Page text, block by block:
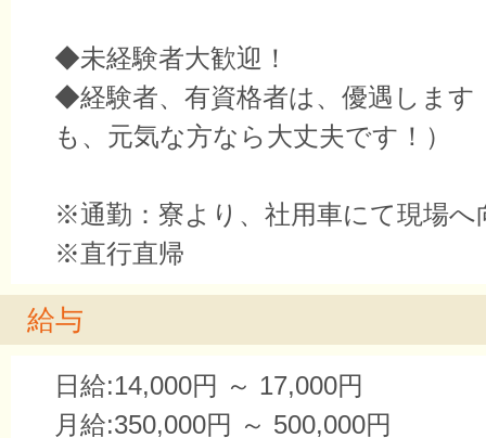
◆未経験者大歓迎！
◆経験者、有資格者は、優遇します
も、元気な方なら大丈夫です！）
※通勤：寮より、社用車にて現場へ
※直行直帰
給与
日給:14,000円 ～ 17,000円
月給:350,000円 ～ 500,000円